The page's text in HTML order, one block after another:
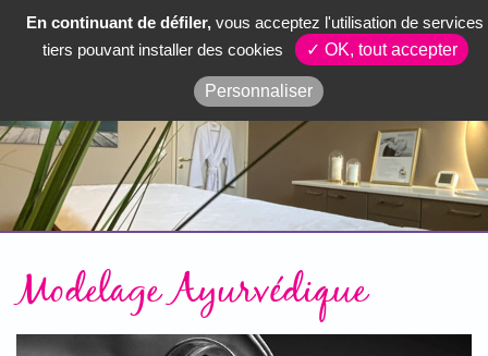
Modelage Ayurvédique
En continuant de défiler, vous acceptez l'utilisation de services
tiers pouvant installer des cookies
✓ OK, tout accepter
Personnaliser